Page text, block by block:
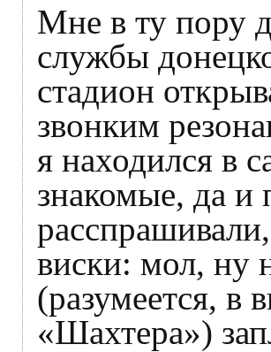
Мне в ту пору
службы
стадион
звонким
я находился в
знакомые, да и
виски: мол, ну
(разумеется, в
«Шахтера»)